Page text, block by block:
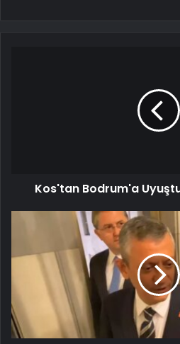
Kos'tan Bodrum'a